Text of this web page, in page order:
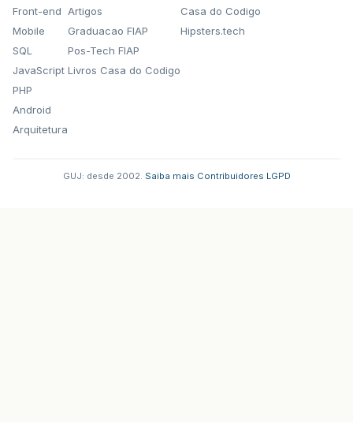
Front-end
Mobile
SQL
JavaScript
PHP
Android
Arquitetura
Artigos
Graduacao FIAP
Pos-Tech FIAP
Livros Casa do Codigo
Casa do Codigo
Hipsters.tech
GUJ: desde 2002. Saiba mais Contribuidores LGPD